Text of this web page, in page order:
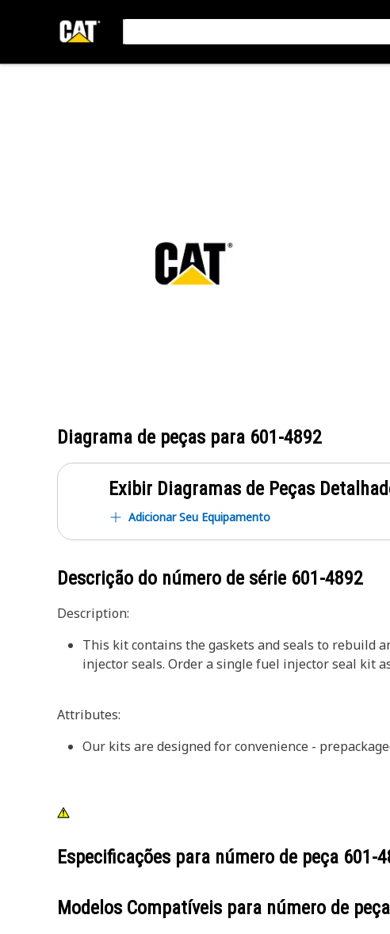
Diagrama de peças para 601-4892
Exibir Diagramas de Peças
Adicionar Seu Equipamento
Descrição do número de série 601-4892
Description:
This kit contains the gaskets and seals to rebuild
injector seals. Order a single fuel injector seal kit
Attributes:
Our kits are designed for convenience -
Especificações para número de peça 601-
Modelos Compatíveis para número de peça